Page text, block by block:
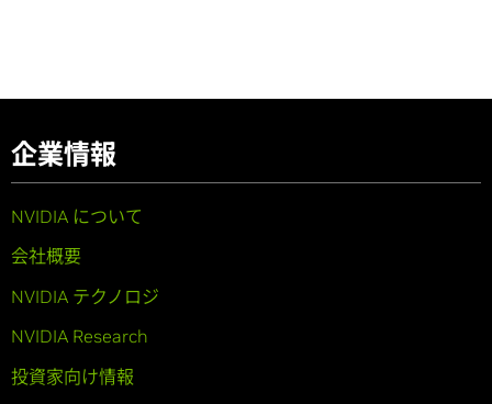
企業情報
NVIDIA について
会社概要
NVIDIA テクノロジ
NVIDIA Research
投資家向け情報